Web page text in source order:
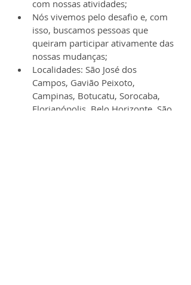
com nossas atividades;
Nós vivemos pelo desafio e, com
isso, buscamos pessoas que
queiram participar ativamente das
nossas mudanças;
Localidades: São José dos
Campos, Gavião Peixoto,
Campinas, Botucatu, Sorocaba,
Florianópolis, Belo Horizonte, São